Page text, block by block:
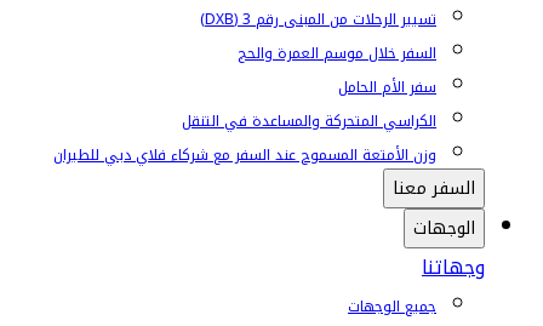
تسيير الرحلات من المبنى رقم 3 (DXB)
السفر خلال موسم العمرة والحج
سفر الأم الحامل
الكراسي المتحركة والمساعدة في التنقل
وزن الأمتعة المسموح عند السفر مع شركاء فلاي دبي للطيران
السفر معنا
الوجهات
وجهاتنا
جميع الوجهات